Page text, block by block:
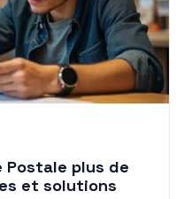
Postale plus de
et solutions